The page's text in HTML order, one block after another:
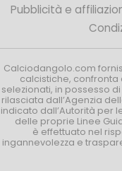
Pubblicità e
Calciodangolo.com
calcistiche, confronta
selezionati, in possesso
rilasciata dall’Agenzia
indicato dall’Autorità per
delle proprie Linee
è effettuato nel
ingannevolezza e